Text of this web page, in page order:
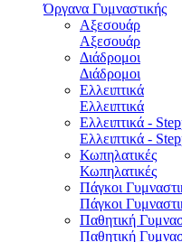
Όργανα Γυμναστικής
Αξεσουάρ
Αξεσουάρ
Διάδρομοι
Διάδρομοι
Ελλειπτικά
Ελλειπτικά
Ελλειπτικά -
Ελλειπτικά -
Κωπηλατικές
Κωπηλατικές
Πάγκοι
Πάγκοι
Παθητική
Παθητική